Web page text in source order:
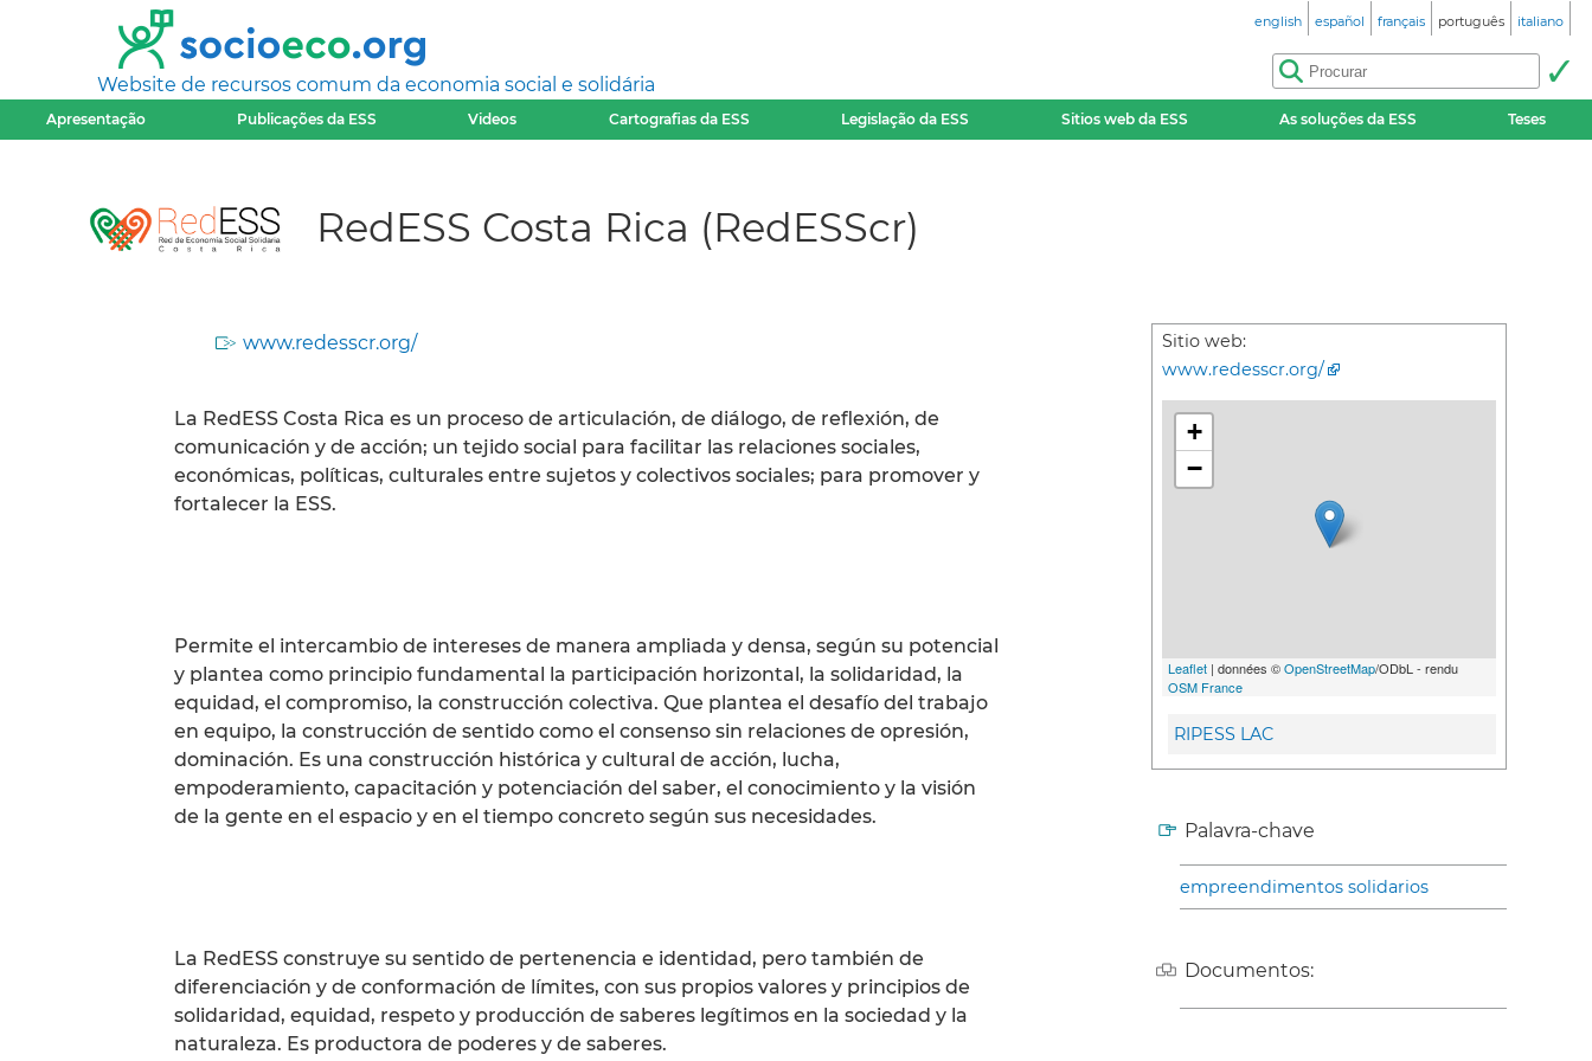
Website de recursos comum da economia social e solidária
english español français português italiano
Apresentação Publicações da ESS Videos Cartografias da ESS Legislação da ESS Sitios web da ESS As soluções da ESS Teses
RedESS Costa Rica (RedESScr)
www.redesscr.org/
La RedESS Costa Rica es un proceso de articulación, de diálogo, de reflexión, de
comunicación y de acción; un tejido social para facilitar las relaciones sociales,
económicas, políticas, culturales entre sujetos y colectivos sociales; para promover y
fortalecer la ESS.
Permite el intercambio de intereses de manera ampliada y densa, según su potencial
y plantea como principio fundamental la participación horizontal, la solidaridad, la
equidad, el compromiso, la construcción colectiva. Que plantea el desafío del trabajo
en equipo, la construcción de sentido como el consenso sin relaciones de opresión,
dominación. Es una construcción histórica y cultural de acción, lucha,
empoderamiento, capacitación y potenciación del saber, el conocimiento y la visión
de la gente en el espacio y en el tiempo concreto según sus necesidades.
La RedESS construye su sentido de pertenencia e identidad, pero también de
diferenciación y de conformación de límites, con sus propios valores y principios de
solidaridad, equidad, respeto y producción de saberes legítimos en la sociedad y la
naturaleza. Es productora de poderes y de saberes.
Sitio web:
www.redesscr.org/
+
−
Leaflet | données ©OpenStreetMap/ODbL - rendu
OSM France
RIPESS LAC
Palavra-chave
empreendimentos solidarios
Documentos: